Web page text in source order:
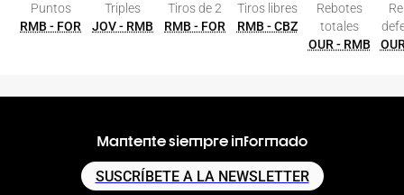
Puntos
RMB - FOR
Triples
JOV - RMB
Tiros de 2
RMB - FOR
Tiros libres
RMB - CBZ
Rebotes
totales
OUR - RMB
Mantente siempre informado
SUSCRÍBETE A LA NEWSLETTER